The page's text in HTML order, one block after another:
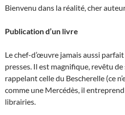
Bienvenu dans la réalité, cher
Publication d’un livre
Le chef-d’œuvre jamais aussi
presses. Il est magnifique, revêtu
rappelant celle du Bescherelle (ce
comme une Mercédès, il
librairies.